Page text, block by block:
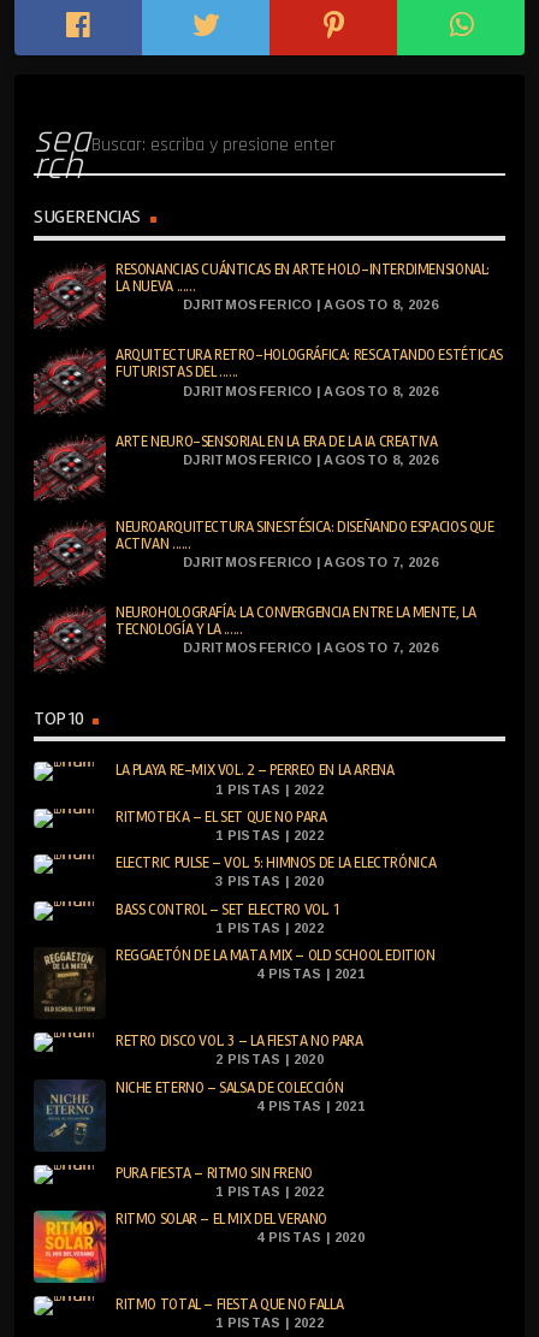
sea
rch
SUGERENCIAS
RESONANCIAS CUÁNTICAS EN ARTE HOLO-INTERDIMENSIONAL:
LA NUEVA ......
DJRITMOSFERICO | AGOSTO 8, 2026
ARQUITECTURA RETRO-HOLOGRÁFICA: RESCATANDO ESTÉTICAS
FUTURISTAS DEL ......
DJRITMOSFERICO | AGOSTO 8, 2026
ARTE NEURO-SENSORIAL EN LA ERA DE LA IA CREATIVA
DJRITMOSFERICO | AGOSTO 8, 2026
NEUROARQUITECTURA SINESTÉSICA: DISEÑANDO ESPACIOS QUE
ACTIVAN ......
DJRITMOSFERICO | AGOSTO 7, 2026
NEUROHOLOGRAFÍA: LA CONVERGENCIA ENTRE LA MENTE, LA
TECNOLOGÍA Y LA ......
DJRITMOSFERICO | AGOSTO 7, 2026
TOP 10
LA PLAYA RE-MIX VOL. 2 – PERREO EN LA ARENA
1 PISTAS | 2022
RITMOTEKA – EL SET QUE NO PARA
1 PISTAS | 2022
ELECTRIC PULSE – VOL. 5: HIMNOS DE LA ELECTRÓNICA
3 PISTAS | 2020
BASS CONTROL – SET ELECTRO VOL. 1
1 PISTAS | 2022
REGGAETÓN DE LA MATA MIX – OLD SCHOOL EDITION
4 PISTAS | 2021
RETRO DISCO VOL. 3 – LA FIESTA NO PARA
2 PISTAS | 2020
NICHE ETERNO – SALSA DE COLECCIÓN
4 PISTAS | 2021
PURA FIESTA – RITMO SIN FRENO
1 PISTAS | 2022
RITMO SOLAR – EL MIX DEL VERANO
4 PISTAS | 2020
RITMO TOTAL – FIESTA QUE NO FALLA
1 PISTAS | 2022